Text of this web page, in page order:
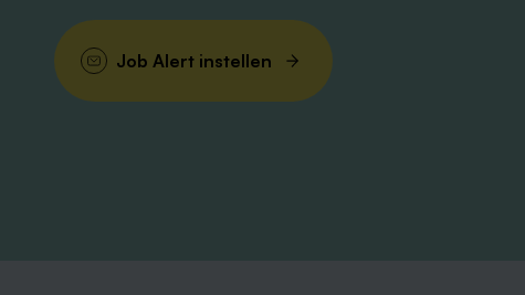
Job Alert instellen